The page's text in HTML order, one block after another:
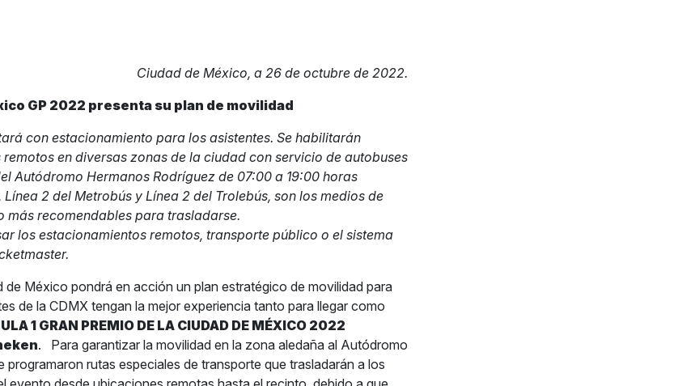
Ciudad de México, a 26 de octubre de 2022.
GP 2022 presenta su plan de movilidad
con estacionamiento para los asistentes. Se habilitarán
en diversas zonas de la ciudad con servicio de autobuses
Autódromo Hermanos Rodríguez de 07:00 a 19:00 horas
Línea 2 del Metrobús y Línea 2 del Trolebús, son los medios de
más recomendables para trasladarse.
los estacionamientos remotos, transporte público o el sistema
de México pondrá en acción un plan estratégico de movilidad para
de la CDMX tengan la mejor experiencia tanto para llegar como
1 GRAN PREMIO DE LA CIUDAD DE MÉXICO 2022
.
Para garantizar la movilidad en la zona aledaña al Autódromo
programaron rutas especiales de transporte que trasladarán a los